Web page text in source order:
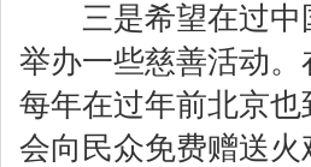
三是希望在过中
举办一些慈善活动
每年在过年前北京
会向民众免费赠送